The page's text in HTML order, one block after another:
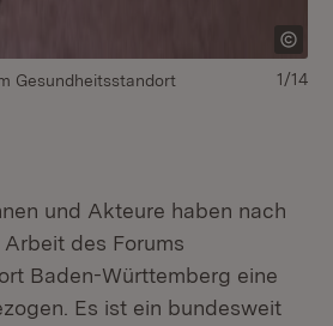
Gesundheitsstandort 1/14
und Akteure haben nach
des Forums
Baden-Württemberg eine
Es ist ein bundesweit